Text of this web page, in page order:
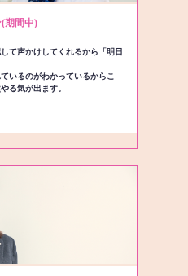
期間中)
て声かけしてくれるから「明日
いるのがわかっているからこ
る気が出ます。